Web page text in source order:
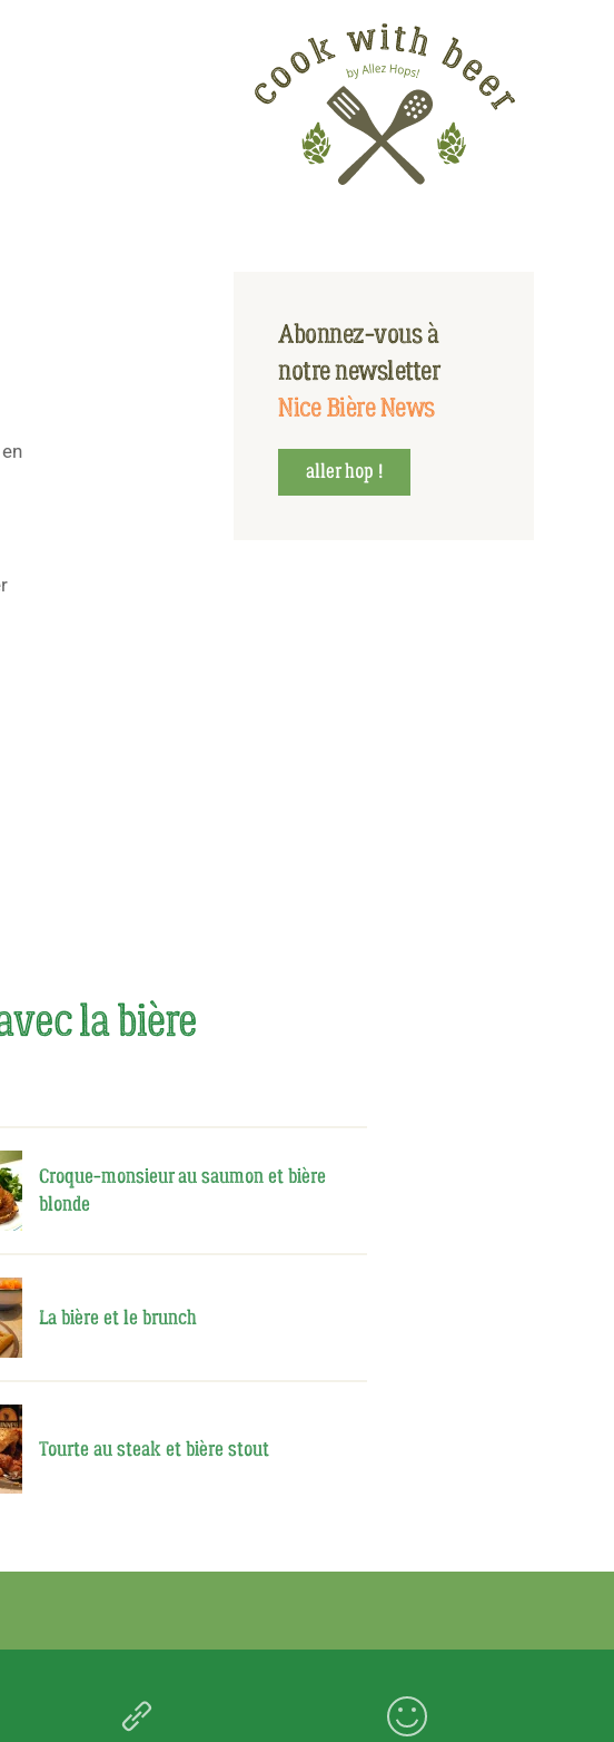
Abonnez-vous à
notre newsletter
Nice Bière News
aller hop !
la bière
Croque-monsieur au saumon et bière
blonde
La bière et le brunch
Tourte au steak et bière stout